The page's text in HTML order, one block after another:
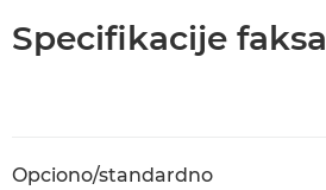
Specifikacije faksa
Opciono/standardno